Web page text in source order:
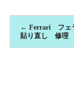
← Ferrari フェ
貼り直し 修理